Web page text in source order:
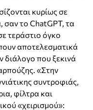
κυρίως σε
σαν το ChatGPT, τα
τεράστιο όγκο
αποτελεσματικά
διάλογο που ξεκινά
«Στην
συντροφιάς,
φίλτρα και
«χειρισμού»: